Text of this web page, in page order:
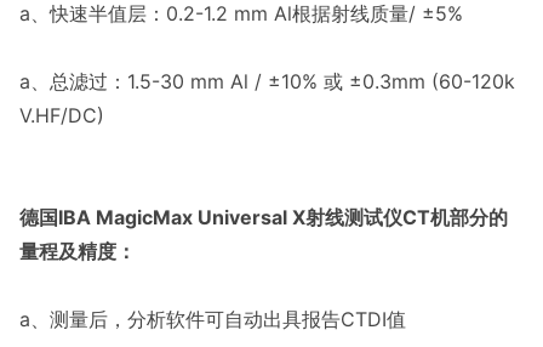
a、快速半值层：0.2-1.2 mm Al根据射线质量/ ±5%
a、总滤过：1.5-30 mm Al / ±10% 或 ±0.3mm (60-120k
V.HF/DC)
德国IBA MagicMax Universal X射线测试仪CT机部分的
量程及精度：
a、测量后，分析软件可自动出具报告CTDI值